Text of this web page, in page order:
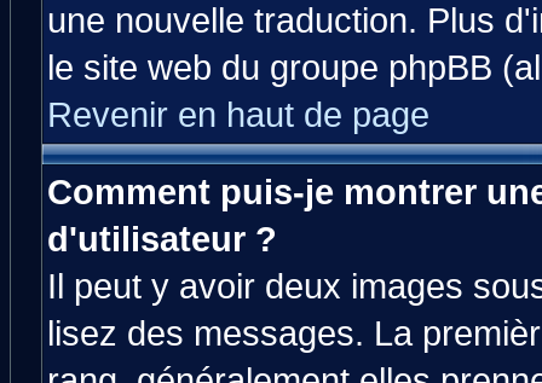
une nouvelle traduction. Plus
le site web du groupe phpBB
Revenir en haut de page
Comment puis-je montrer
d'utilisateur ?
Il peut y avoir deux images
lisez des messages. La